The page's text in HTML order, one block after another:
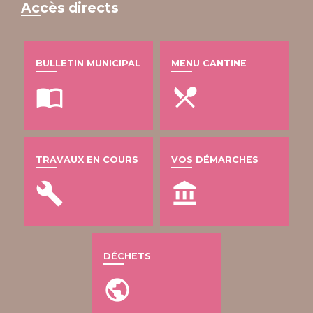
Accès directs
BULLETIN MUNICIPAL
import_contacts
MENU CANTINE
local_dining
TRAVAUX EN COURS
build
VOS DÉMARCHES
account_balance
DÉCHETS
public